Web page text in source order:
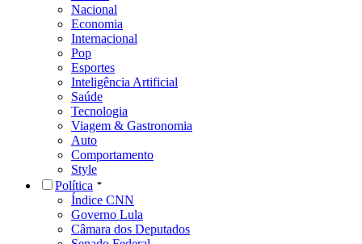
Nacional
Economia
Internacional
Pop
Esportes
Inteligência Artificial
Saúde
Tecnologia
Viagem & Gastronomia
Auto
Comportamento
Style
Política
Índice CNN
Governo Lula
Câmara dos Deputados